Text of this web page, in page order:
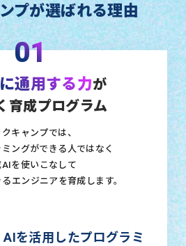
プが選ばれる理由
01
通用する力が
育成プログラム
キャンプでは、
ングができる人ではなく
AIを使いこなして
エンジニアを育成します。
AIを活用したプログラミ